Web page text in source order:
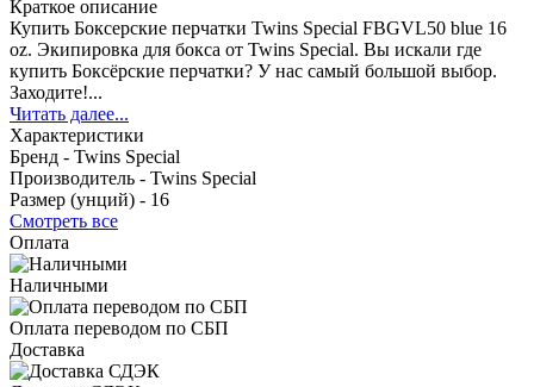
Краткое описание
Купить Боксерские перчатки Twins Special FBGVL50 blue 16
oz. Экипировка для бокса от Twins Special. Вы искали где
купить Боксёрские перчатки? У нас самый большой выбор.
Заходите!...
Читать далее...
Характеристики
Бренд - Twins Special
Производитель - Twins Special
Размер (унций) - 16
Смотреть все
Оплата
Наличными
Оплата переводом по СБП
Доставка